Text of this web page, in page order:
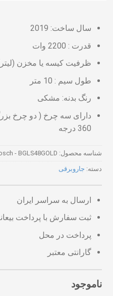
سال ساخت: 2019
قدرت : 2200 وات
ظرفیت کیسه یا مخزن (لیتر):
طول سیم : 10 متر
رنگ بدنه: مشکی
دارای سه چرخ ( دو چرخ
360 درجه
شناسه محصول: - BGLS48GOLD
دسته: جاروبرقی
ارسال به سراسر ایران
ثبت سفارش با پرداخت
پرداخت در محل
گارانتی معتبر
ناموجود